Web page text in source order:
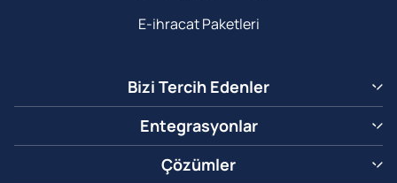
E-ihracat Paketleri
Bizi Tercih Edenler
Entegrasyonlar
Çözümler